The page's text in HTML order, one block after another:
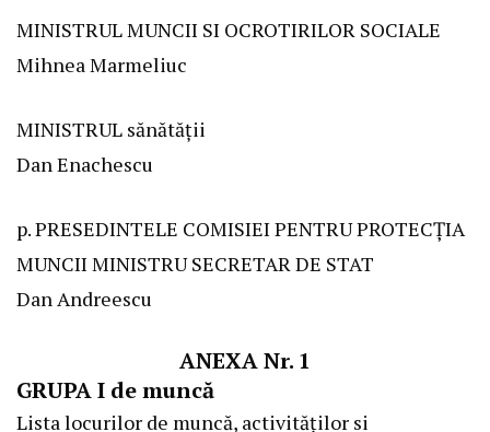
MINISTRUL MUNCII SI OCROTIRILOR SOCIALE
Mihnea Marmeliuc
MINISTRUL sănătății
Dan Enachescu
p. PRESEDINTELE COMISIEI PENTRU PROTECȚIA
MUNCII MINISTRU SECRETAR DE STAT
Dan Andreescu
ANEXA Nr. 1
GRUPA I de muncă
Lista locurilor de muncă, activităților si